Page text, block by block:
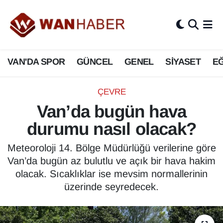
VAN'DA SPOR GÜNCEL GENEL SİYASET
ÇEVRE
Van’da bugün hava
durumu nasıl olacak?
Meteoroloji 14. Bölge Müdürlüğü verilerine göre
Van’da bugün az bulutlu ve açık bir hava hakim
olacak. Sıcaklıklar ise mevsim normallerinin
üzerinde seyredecek.
3.SAYFA
ASAYİŞ
BİLİM VE TEKNOLOJİ
Biyografi
ÇEVRE
Dernekler, Odalar
Van Nöbetçi Eczaneler
Van Hava Durumu
Van Namaz Vakitleri
Van Trafik Yoğunluk Haritası
Tüm Manşetler
Son Dakika Haberleri
Haber Arşivi